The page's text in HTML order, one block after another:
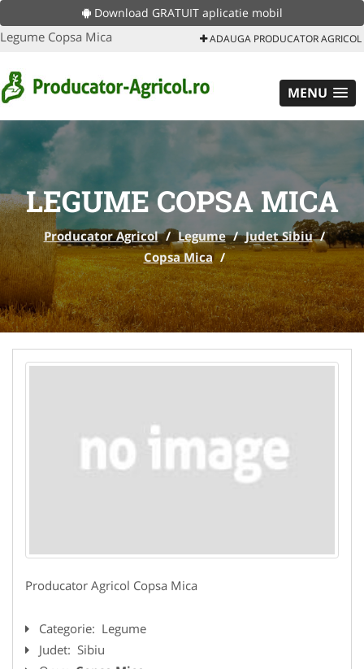
Download GRATUIT aplicatie mobil
Legume Copsa Mica ADAUGA PRODUCATOR AGRICOL
MENU
LEGUME COPSA MICA
Producator Agricol / Legume / Judet Sibiu /
Copsa Mica /
Producator Agricol Copsa Mica
Categorie: Legume
Judet: Sibiu